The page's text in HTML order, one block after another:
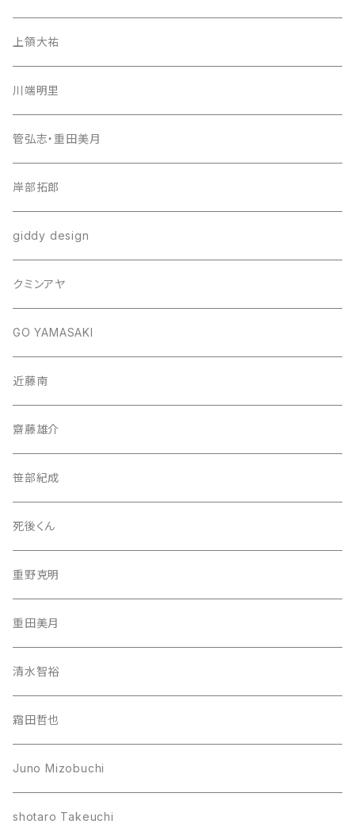
上領大祐
川端明里
管弘志・重田美月
岸部拓郎
giddy design
クミンアヤ
GO YAMASAKI
近藤南
齋藤雄介
笹部紀成
死後くん
重野克明
重田美月
清水智裕
霜田哲也
Juno Mizobuchi
shotaro Takeuchi